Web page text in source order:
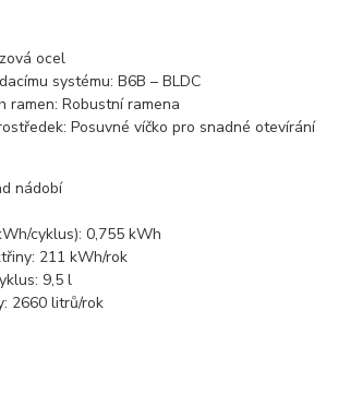
ocel
systému:B6B –BLDC
ramen:Robustníramena
Posuvnévíčkopro snadnéotevírání
nádobí
cyklus):0,755kWh
211kWh/rok
9,5l
2660litrů/rok